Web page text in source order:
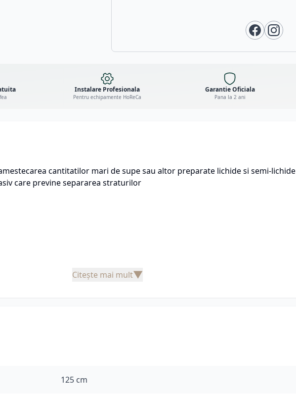
Instalare Profesionala
Pentru echipamente HoReCa
Garantie Oficiala
Pana la 2 ani
cantitatilor mari de supe sau altor preparate lichide si semi-lichide
care previne separarea straturilor
Citește mai mult▼
125 cm